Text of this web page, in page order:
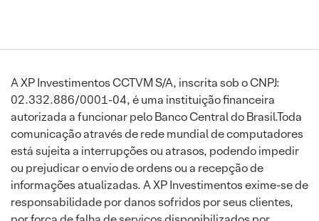
A XP Investimentos CCTVM S/A, inscrita sob o CNPJ:
02.332.886/0001-04, é uma instituição financeira
autorizada a funcionar pelo Banco Central do Brasil.Toda
comunicação através de rede mundial de computadores
está sujeita a interrupções ou atrasos, podendo impedir
ou prejudicar o envio de ordens ou a recepção de
informações atualizadas. A XP Investimentos exime-se de
responsabilidade por danos sofridos por seus clientes,